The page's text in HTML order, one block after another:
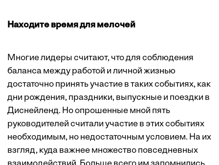
Находите время для мелочей
Многие лидеры считают, что для соблюдения
баланса между работой и личной жизнью
достаточно принять участие в таких событиях, как
дни рождения, праздники, выпускные и поездки в
Диснейленд. Но опрошенные мной пять
руководителей считали участие в этих событиях
необходимым, но недостаточным условием. На их
взгляд, куда важнее множество повседневных